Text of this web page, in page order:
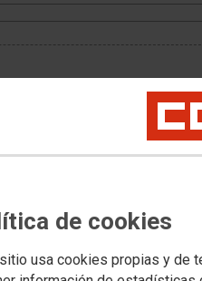
de cookies
usa cookies propias y de
Dirección General de
se acuerda la entrada en
Dicireg en las Oficinas
de Sanabria, para el
a las previsiones
del Registro Civil